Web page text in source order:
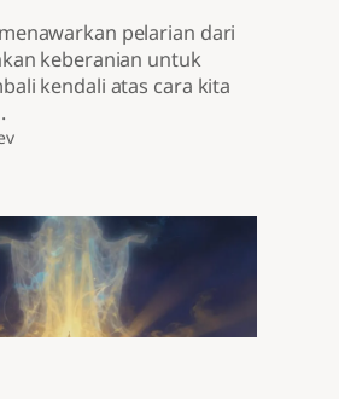
pelarian dari
keberanian untuk
kendali atas cara kita